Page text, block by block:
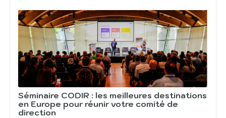
Séminaire CODIR : les meilleures destinations
en Europe pour réunir votre comité de
direction